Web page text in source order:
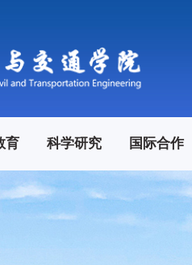
育 科学研究 国际合作